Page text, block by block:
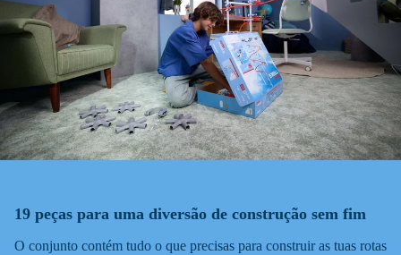
19 peças para uma diversão de construção sem fim
O conjunto contém tudo o que precisas para construir as tuas rotas